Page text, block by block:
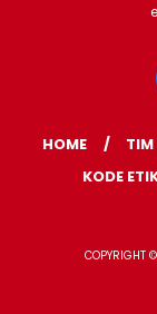
HOME TIM
KODE
COPYRIGHT